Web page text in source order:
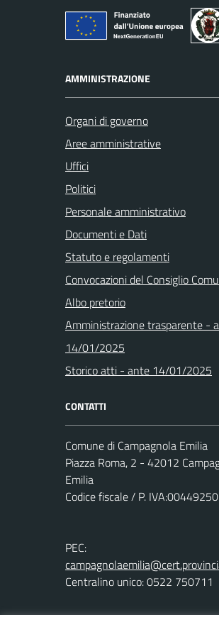
AMMINISTRAZIONE
Organi di governo
Aree amministrative
Uffici
Politici
Personale amministrativo
Documenti e Dati
Statuto e regolamenti
Convocazioni del Consiglio
Albo pretorio
Amministrazione trasparente -
14/01/2025
Storico atti - ante 14/01/2025
CONTATTI
Comune di Campagnola Emilia
Piazza Roma, 2 - 42012
Emilia
Codice fiscale / P.
PEC:
Centralino unico: 0522 750711